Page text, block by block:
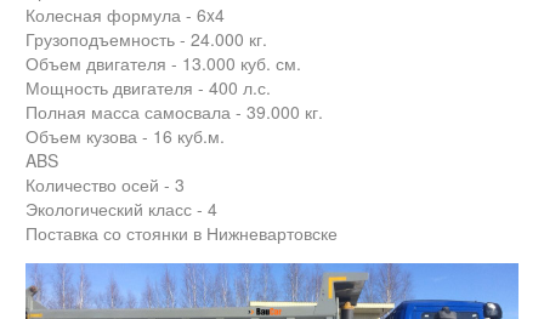
Колесная формула - 6x4
Грузоподъемность - 24.000 кг.
Объем двигателя - 13.000 куб. см.
Мощность двигателя - 400 л.с.
Полная масса самосвала - 39.000 кг.
Объем кузова - 16 куб.м.
ABS
Количество осей - 3
Экологический класс - 4
Поставка со стоянки в Нижневартовске